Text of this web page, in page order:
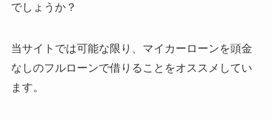
でしょうか？
当サイトでは可能な限り、マイカーローンを頭金
なしのフルローンで借りることをオススメしてい
ます。